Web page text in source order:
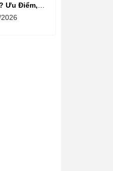
Ưu Điểm,
Điểm Và